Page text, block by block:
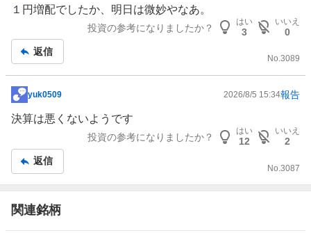
示
記
事
１円増配でしたか、明日は微妙やなあ。
投資の参考になりましたか？
はい
3
いいえ
0
返信
No.3089
掲
示
記
事
yuk0509 2026/8/5 15:34報告
決算は悪くないようです
投資の参考になりましたか？
はい
12
いいえ
2
返信
No. 3087
関連銘柄